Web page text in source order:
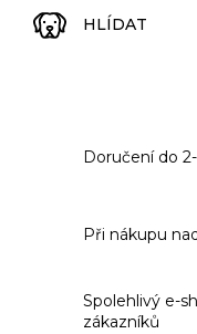
HLÍDAT
Doručení do
Při nákupu
Spolehlivý e-
zákazníků